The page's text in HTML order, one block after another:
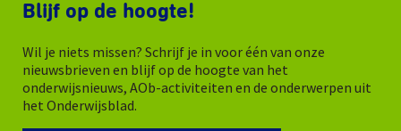
Blijf op de hoogte!
Wil je niets missen? Schrijf je in voor één van onze
nieuwsbrieven en blijf op de hoogte van het
onderwijsnieuws, AOb-activiteiten en de onderwerpen uit
het Onderwijsblad.